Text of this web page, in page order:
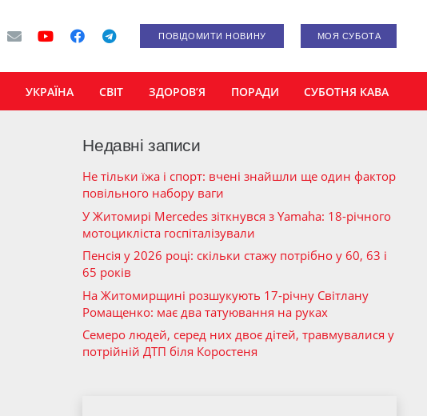
ПОВІДОМИТИ НОВИНУ МОЯ СУБОТА
УКРАЇНА СВІТ ЗДОРОВ’Я ПОРАДИ СУБОТНЯ КАВА
Недавні записи
Не тільки їжа і спорт: вчені знайшли ще один фактор
повільного набору ваги
У Житомирі Mercedes зіткнувся з Yamaha: 18-річного
мотоцикліста госпіталізували
Пенсія у 2026 році: скільки стажу потрібно у 60, 63 і
65 років
На Житомирщині розшукують 17-річну Світлану
Ромащенко: має два татуювання на руках
Семеро людей, серед них двоє дітей, травмувалися у
потрійній ДТП біля Коростеня